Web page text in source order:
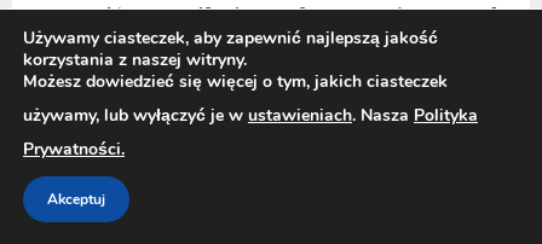
na nóż, spróbuj wykorzystać metodę
posuwistą. Delikatnie przesuwaj nóż od
góry do dołu, zamiast go wbijać w tort.
Używaj ruchów ostrożnych, ale
zdecydowanych, by zachować równowagę
struktury ciasta.
Używamy ciasteczek, aby zapewnić najlepszą jakość
korzystania z naszej witryny.
Możesz dowiedzieć się więcej o tym, jakich ciasteczek
używamy, lub wyłączyć je w ustawieniach. Nasza Polityka
Prywatności.
Akceptuj